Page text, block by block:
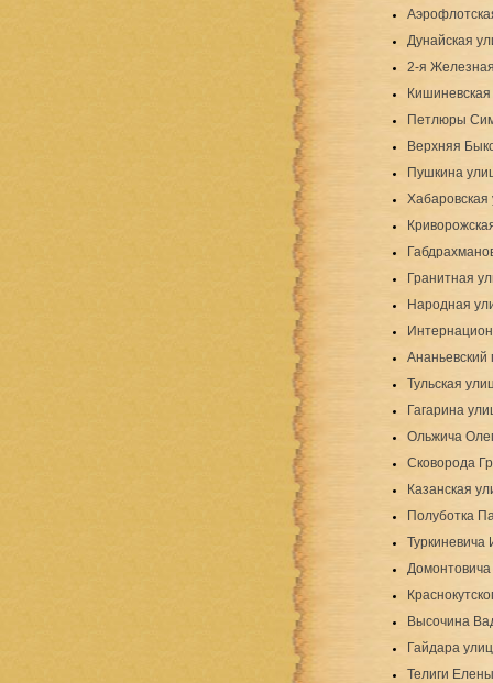
Дунайская
2-я
Петлюры
Верхняя
Пушкина
Хабаровская
Гранитная
Народная
Ананьевский
Тульская
Гагарина
Ольжича
Сковорода
Казанская
Полуботка
Туркиневича
Домонтовича
Высочина
Гайдара
Телиги